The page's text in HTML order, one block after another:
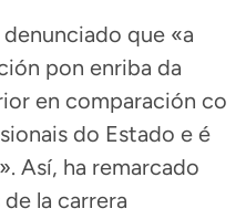
que «a
pon enriba da
en comparación co
do Estado e é
Así, ha remarcado
la carrera